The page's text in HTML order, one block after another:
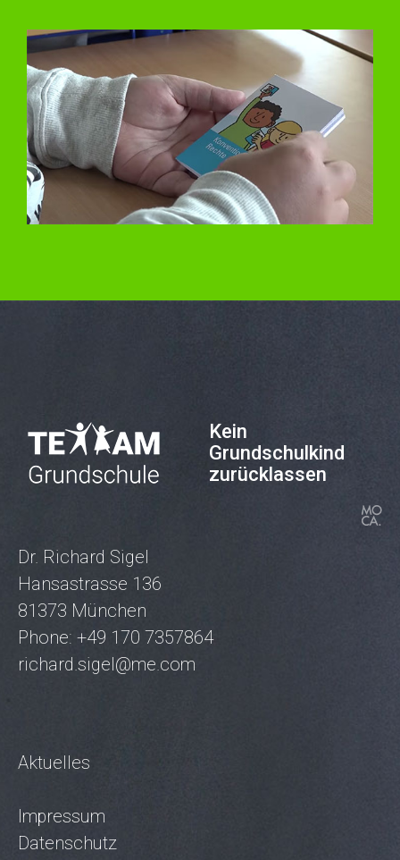
Kein
Grundschulkind
zurücklassen
Dr. Richard Sigel
Hansastrasse 136
81373 München
Phone: +49 170 7357864
richard.sigel@me.com
Aktuelles
Impressum
Datenschutz